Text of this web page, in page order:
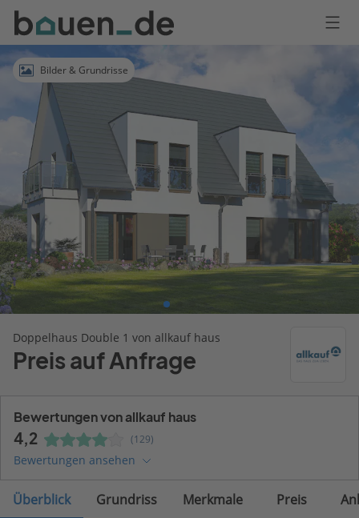
Bauen
Logo
AnmeldenBilder & Grundrisse
Doppelhaus Double 1 von allkauf haus
Preis auf Anfrage
Bewertungen von allkauf haus
4,2 (129)
Bewertungen ansehen
Überblick Grundriss Merkmale Preis